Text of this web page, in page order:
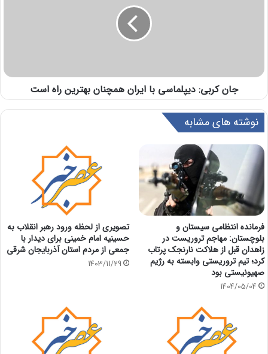
جان کربی: دیپلماسی با ایران همچنان بهترین راه است
نوشته های مشابه
فرمانده انتظامی سیستان و
بلوچستان: مهاجم تروریست در
زاهدان قبل از هلاکت نارنجک پرتاب
کرد؛ تیم تروریستی وابسته به رژیم
صهیونیستی بود
1404/05/04
تصویری از لحظه ورود رهبر انقلاب به
حسینیه امام خمینی برای دیدار با
جمعی از مردم استان آذربایجان شرقی
1403/11/29